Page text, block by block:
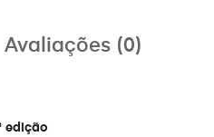
Avaliações (0)
edição